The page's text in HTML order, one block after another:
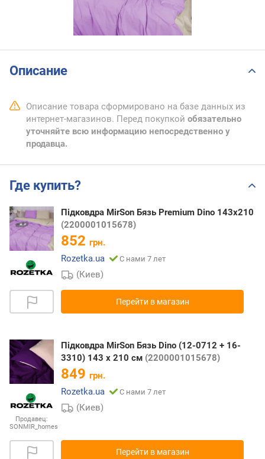
Описание
Описание товара сформировано на базе данных из
интернет-магазинов. Перед покупкой обязательно
уточняйте всю информацию непосредственно у
продавца.
Где купить?
Підковдра MirSon Бязь Premium Dino 143х210
(2200001015678)
852 грн.
Rozetka.ua
С нами 7 лет
(Киев)
Перейти в магазин
Продавец:
SONMIR_homes
Підковдра MirSon Бязь Dino (12-0712 + 16-
3310) 143 x 210 см (2200001015678)
849 грн.
Rozetka.ua
С нами 7 лет
(Киев)
Перейти в магазин